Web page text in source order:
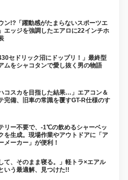
ン!?「躍動感がたまらないスポーツエ
エッジを強調したエアロに22インチホ
セドリック沼にドップリ！」最終型
ムをシャコタンで愛し抜く男の物語
コスカを目指した結果…」エアコン＆
完備、旧車の常識を覆すGT-R仕様のす
リー不要で、-1℃の飲めるシャーベッ
を生成。現場作業やアウトドアに「ア
メーカー」が便利！
て、そのまま寝る。」軽トラ×エアル
いう最適解、見つけた!!